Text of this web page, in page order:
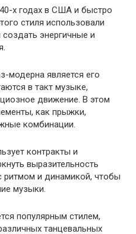
х годах в США и быстро
стиля использовали
энергичные и
модерна является его
в такт музыке,
движение. В этом
как прыжки,
комбинации.
контракты и
выразительность
ритмом и динамикой, чтобы
музыки.
популярным стилем,
танцевальных